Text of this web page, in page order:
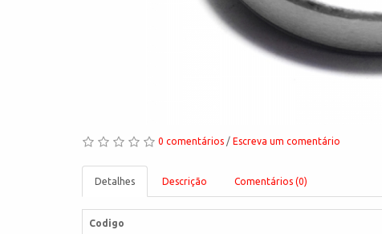
0 comentários / Escreva um comentário
Detalhes Descrição Comentários (0)
Codigo